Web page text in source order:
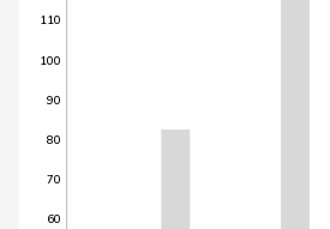
60
70
80
90
100
110